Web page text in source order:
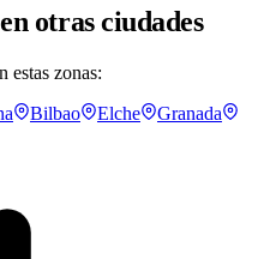
otras ciudades
estas zonas:
Bilbao Elche
Granada